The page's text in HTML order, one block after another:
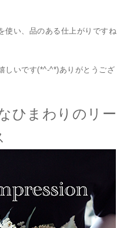
使い、品のある仕上がりですね
しいです(*^-^*)ありがとうござ
ひまわりのリー